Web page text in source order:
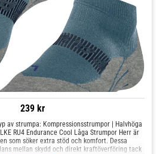
cm • Storlek XXL: Omfång ankel: 26-29 cm (A),
44-47( C), Strumpans längd: 47 cm
239 kr
av strumpa: Kompressionsstrumpor | Halvhöga
RU4 Endurance Cool Låga Strumpor Herr är
som söker extra stöd och komfort. Dessa
mellan skydd och direkt kraftöverföring tack